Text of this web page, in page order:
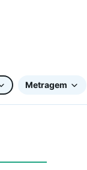
Metragem